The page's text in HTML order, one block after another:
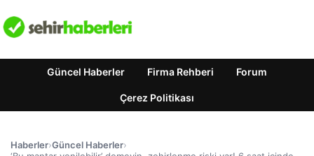
Güncel Haberler Firma Rehberi Forum
Çerez Politikası
Haberler›Güncel Haberler›